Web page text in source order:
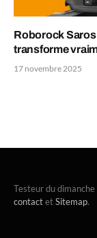
Roborock
transforme
17 novembre 2025
Testeur du
contactetSitemap.